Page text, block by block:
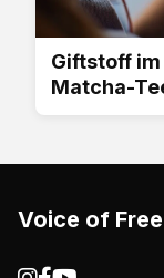
Giftstoff im
Matcha-
Voice of